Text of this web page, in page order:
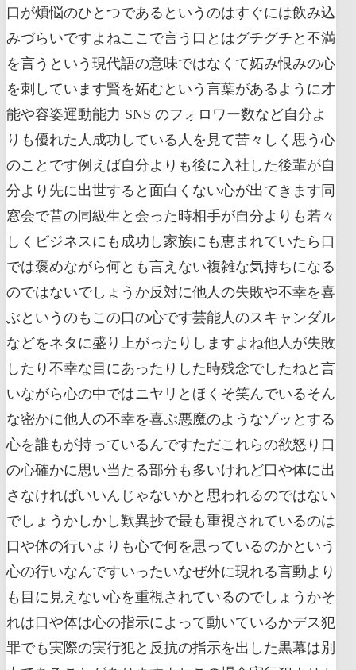
口が煩悩のひとつであるというのはすぐには飲み込
みづらいですよねここで言う口とはグチグチと不満
を言うという現代語の意味ではなくて妬み恨みの心
を刺しています賢を妬むという言葉があるように才
能や容姿運動能力 SNS のフォロワー数など自分よ
りも優れた人成功している人を見て苦々しく思う心
のことです例えば自分よりも後に入社した後輩が自
分より先に出世すると面白くない心が出てきます同
窓会で昔の同級生と会った時相手が自分よりも若々
しくビジネスにも成功し家族にも恵まれていたら口
では褒めながら何とも言えない複雑な気持ちになる
のではないでしょうか反対に他人の失敗や不幸を喜
ぶというのもこの口の心です芸能人のスキャンダル
などをネタに盛り上がったりしますよね他人が失敗
したり不幸な目にあったりした時残念でしたねと言
いながら心の中ではニヤリとほくそ笑んでいるそん
な密かに他人の不幸を喜ぶ悪魔のようなゾッとする
心を誰もが持っているんですただこれらの欲怒り口
の心確かに思い当たる部分も多いけれど口や体に出
さなければいいんじゃないかと思われるのではない
でしょうかしかし歎異抄で最も重視されているのは
口や体の行いよりも心で何を思っているのかという
心の行いなんですいったいなぜ外に現れる言動より
も目に見えない心を重視されているのでしょうかそ
れは口や体は心の指示によって動いているかデス犯
罪でも実際の実行犯と反抗の指示を出した黒幕は別